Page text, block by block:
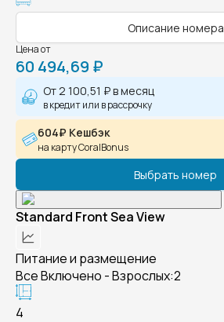
Описание номера
Цена от
60 494,69 ₽
От2 100,51 ₽в месяц
в кредит или в рассрочку
604₽ Кешбэк
на карту CoralBonus
Выбрать номер
Standard Front Sea View
Питание и размещение
Все Включено - Взрослых:2
4